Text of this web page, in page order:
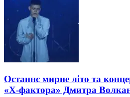
Останнє мирне літо та
«Х-фактора» Дмитра